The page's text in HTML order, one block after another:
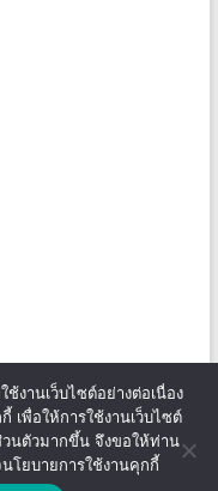
ละนวัตกรรมเกษตร. All rights
งานเว็บไซต์อย่างต่อเนื่อง
เพื่อให้การใช้งานเว็บไซต์
วนตัวมากขึ้น จึงขอให้ท่าน
โยบายการใช้งานคุกกี้